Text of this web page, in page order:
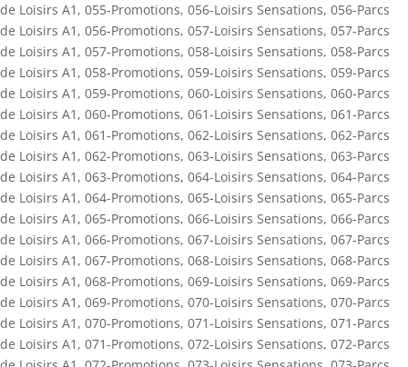
de Loisirs A1 , 055-Promotions, 056-Loisirs Sensations, 056-Parcs
de Loisirs A1 , 056-Promotions, 057-Loisirs Sensations, 057-Parcs
de Loisirs A1 , 057-Promotions, 058-Loisirs Sensations, 058-Parcs
de Loisirs A1 , 058-Promotions, 059-Loisirs Sensations, 059-Parcs
de Loisirs A1 , 059-Promotions, 060-Loisirs Sensations, 060-Parcs
de Loisirs A1 , 060-Promotions, 061-Loisirs Sensations, 061-Parcs
de Loisirs A1 , 061-Promotions, 062-Loisirs Sensations, 062-Parcs
de Loisirs A1 , 062-Promotions, 063-Loisirs Sensations, 063-Parcs
de Loisirs A1 , 063-Promotions, 064-Loisirs Sensations, 064-Parcs
de Loisirs A1 , 064-Promotions, 065-Loisirs Sensations, 065-Parcs
de Loisirs A1 , 065-Promotions, 066-Loisirs Sensations, 066-Parcs
de Loisirs A1 , 066-Promotions, 067-Loisirs Sensations, 067-Parcs
de Loisirs A1 , 067-Promotions, 068-Loisirs Sensations, 068-Parcs
de Loisirs A1 , 068-Promotions, 069-Loisirs Sensations, 069-Parcs
de Loisirs A1 , 069-Promotions, 070-Loisirs Sensations, 070-Parcs
de Loisirs A1 , 070-Promotions, 071-Loisirs Sensations, 071-Parcs
de Loisirs A1 , 071-Promotions, 072-Loisirs Sensations, 072-Parcs